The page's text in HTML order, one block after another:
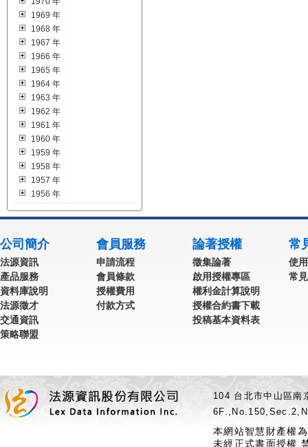
1969 年
1968 年
1967 年
1966 年
1965 年
1964 年
1963 年
1962 年
1961 年
1960 年
1959 年
1958 年
1957 年
1956 年
公司簡介
法源資訊
產品服務
資料庫說明
法源徵才
交通資訊
策略聯盟
會員服務
申請流程
會員條款
授權費用
付款方式
論著授權
徵集論著
啟用授權專區
權利金計算說明
授權合約書下載
投稿基本資料表
常
使
常
104 台北市中山區
本網站智慧財產權
未經正式書面授權